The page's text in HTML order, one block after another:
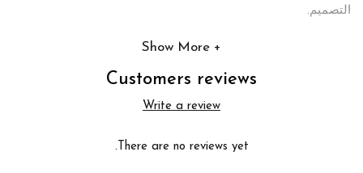
التصميم.
Show More
Customers reviews
Write a review
There are no reviews yet.